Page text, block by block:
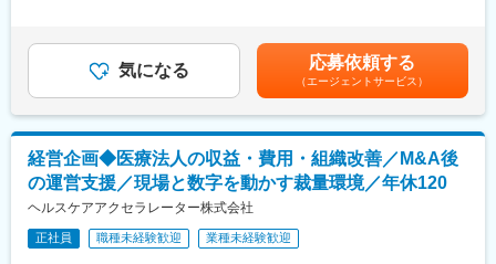
使用会計ソフト
・freee
・マネーフォワード
・JDL
※ご利用経験のある会計ソフトは不問、入社後にキャッチアップ可
能です。
により経験を活かしていただけます。
ます。賃金はあくまでも目安の金額であり、選考を通じて上下す
る可能性があります。月給(月額)は固定手当を含めた表記です。
気になる 応募依頼する
（エージェントサービス）
経営企画◆医療法人の収益・費用・組織改善／M&A後
の運営支援／現場と数字を動かす裁量環境／年休120
ヘルスケアアクセラレーター株式会社
正社員 職種未経験歓迎 業種未経験歓迎